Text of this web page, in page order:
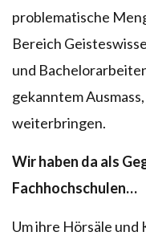
problematische
Bereich
und
gekanntem
weiterbringen.
Wir haben da als
Fachhochschulen…
Um ihre Hörsäle und